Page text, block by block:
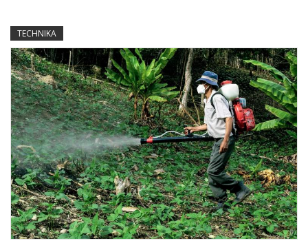
TECHNIKA